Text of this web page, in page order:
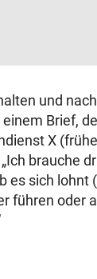
und
Brief,
X
brauche
es sich lohnt
führen oder